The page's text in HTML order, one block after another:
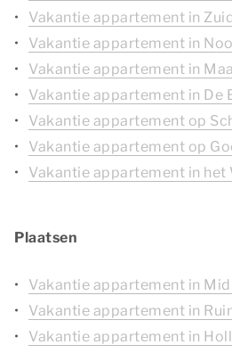
Vakantie appartement in
Vakantie appartement in
Vakantie appartement in
Vakantie appartement in De
Vakantie appartement op
Vakantie appartement op
Vakantie appartement in het
Plaatsen
Vakantie appartement in
Vakantie appartement in
Vakantie appartement in